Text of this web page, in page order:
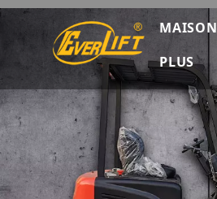
MAISON
PLUS